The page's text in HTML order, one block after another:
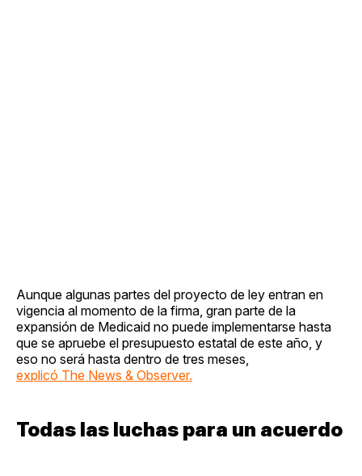
Aunque algunas partes del proyecto de ley entran en
vigencia al momento de la firma, gran parte de la
expansión de Medicaid no puede implementarse hasta
que se apruebe el presupuesto estatal de este año, y
eso no será hasta dentro de tres meses,
explicó The News & Observer.
Todas las luchas para un acuerdo